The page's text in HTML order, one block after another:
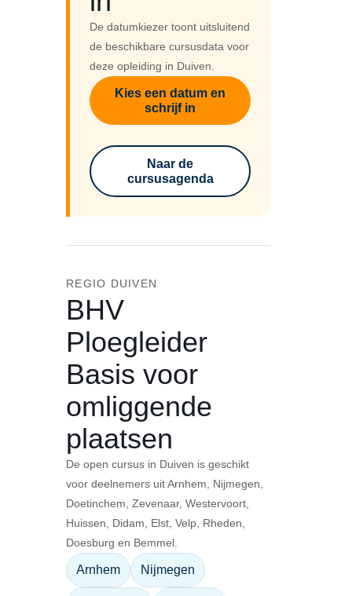
De datumkiezer toont uitsluitend
de beschikbare cursusdata voor
deze opleiding in Duiven.
Kies een datum en
schrijf in
Naar de
cursusagenda
REGIO DUIVEN
BHV
Ploegleider
Basis voor
omliggende
plaatsen
De open cursus in Duiven is geschikt
voor deelnemers uit Arnhem, Nijmegen,
Doetinchem, Zevenaar, Westervoort,
Huissen, Didam, Elst, Velp, Rheden,
Doesburg en Bemmel.
Arnhem Nijmegen